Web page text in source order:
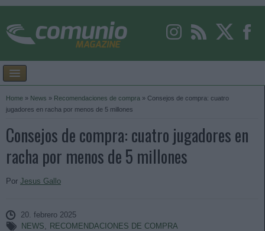
Home » News » Recomendaciones de compra » Consejos de compra: cuatro
jugadores en racha por menos de 5 millones
Consejos de compra: cuatro jugadores en
racha por menos de 5 millones
Por Jesus Gallo
20. febrero 2025
NEWS, RECOMENDACIONES DE COMPRA